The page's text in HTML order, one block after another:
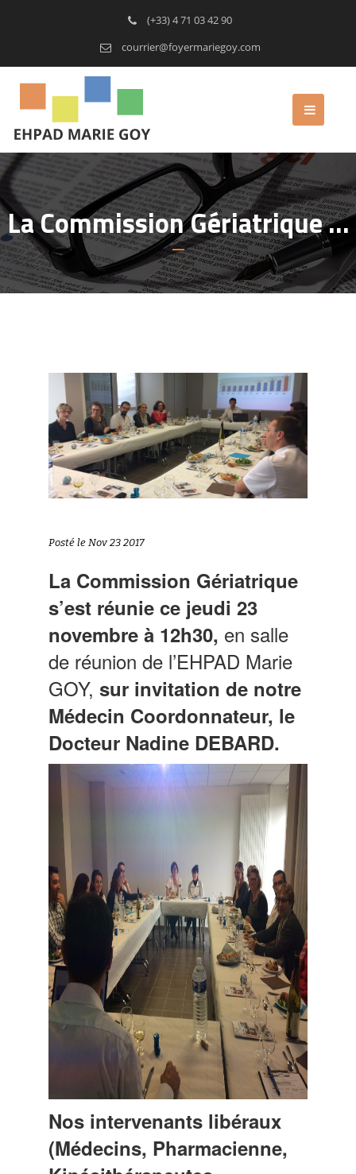
(+33) 4 71 03 42 90
courrier@foyermariegoy.com
La Commission Gériatrique …
Posté le Nov 23 2017
La Commission Gériatrique
s’est réunie ce jeudi 23
novembre à 12h30, en salle
de réunion de l’EHPAD Marie
GOY,sur invitation de notre
Médecin Coordonnateur, le
Docteur Nadine DEBARD.
Nos intervenants libéraux
(Médecins, Pharmacienne,